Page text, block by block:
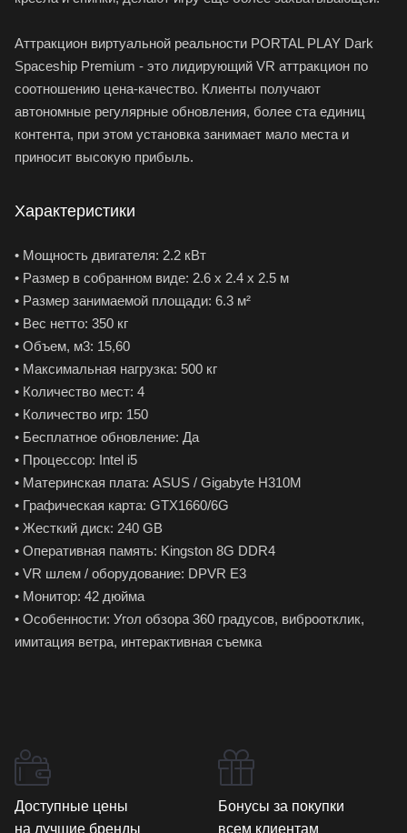
Аттракцион виртуальной реальности PORTAL PLAY Dark
Spaceship Premium - это лидирующий VR аттракцион по
соотношению цена-качество. Клиенты получают
автономные регулярные обновления, более ста единиц
контента, при этом установка занимает мало места и
приносит высокую прибыль.
Характеристики
• Мощность двигателя: 2.2 кВт
• Размер в собранном виде: 2.6 х 2.4 х 2.5 м
• Размер занимаемой площади: 6.3 м²
• Вес нетто: 350 кг
• Объем, м3: 15,60
• Максимальная нагрузка: 500 кг
• Количество мест: 4
• Количество игр: 150
• Бесплатное обновление: Да
• Процессор: Intel i5
• Материнская плата: ASUS / Gigabyte H310M
• Графическая карта: GTX1660/6G
• Жесткий диск: 240 GB
• Оперативная память: Kingston 8G DDR4
• VR шлем / оборудование: DPVR E3
• Монитор: 42 дюйма
• Особенности: Угол обзора 360 градусов, виброотклик,
имитация ветра, интерактивная съемка
Доступные цены
на лучшие бренды
Бонусы за покупки
всем клиентам